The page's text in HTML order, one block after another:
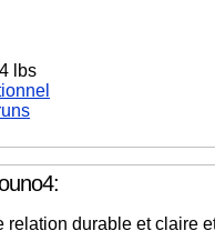
lbs
relation durable et claire